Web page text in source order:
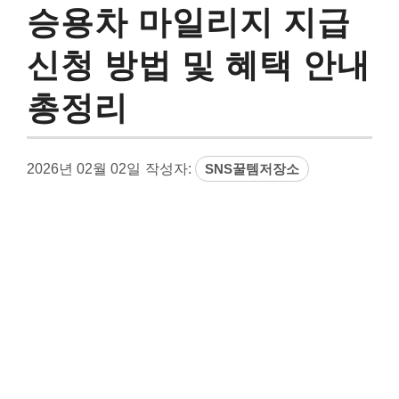
승용차 마일리지 지급
신청 방법 및 혜택 안내
총정리
2026년 02월 02일 작성자: SNS꿀템저장소